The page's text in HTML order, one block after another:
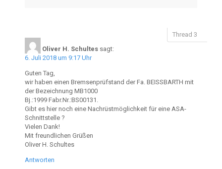
Oliver H. Schultes sagt:
6. Juli 2018 um 9:17 Uhr
Guten Tag,
wir haben einen Bremsenprüfstand der Fa. BEISSBARTH mit
der Bezeichnung MB1000
Bj.:1999 Fabr.Nr.:BS00131.
Gibt es hier noch eine Nachrüstmöglichkeit für eine ASA-
Schnittstelle ?
Vielen Dank!
Mit freundlichen Grüßen
Oliver H. Schultes
Antworten